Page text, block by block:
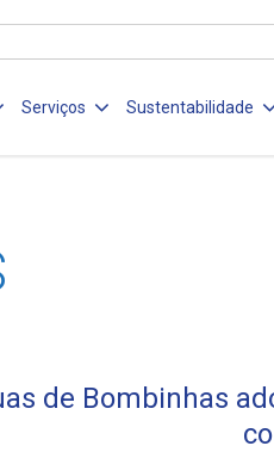
Serviços Sustentabilidade
de Bombinhas